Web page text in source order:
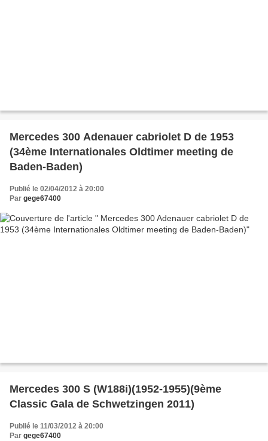
Mercedes 300 Adenauer cabriolet D de 1953
(34ème Internationales Oldtimer meeting de
Baden-Baden)
Publié le 02/04/2012 à 20:00
Par gege67400
Mercedes 300 S (W188i)(1952-1955)(9ème
Classic Gala de Schwetzingen 2011)
Publié le 11/03/2012 à 20:00
Par gege67400